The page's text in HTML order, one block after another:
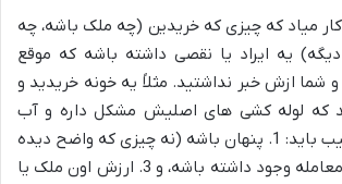
میاد که چیزی که خریدین (چه ملک باشه، چه
یه ایراد یا نقصی داشته باشه که موقع
و شما ازش خبر نداشتید. مثلاً یه خونه خریدید و
که لوله کشی های اصلیش مشکل داره و آب
بندی نیست. این عیب باید: 1. پنهان باشه (نه چیزی که واضح دیده
میشه)، 2. در زمان معامله وجود داشته باشه، و 3. ارزش اون ملک یا